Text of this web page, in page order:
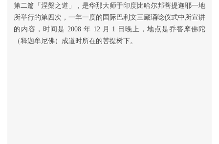
第二篇「涅槃之道」，是华那大师于印度比哈尔邦菩提迦耶一地
所举行的第四次，一年一度的国际巴利文三藏诵唸仪式中所宣讲
的内容，时间是 2008 年 12 月 1 日晚上，地点是乔答摩佛陀
（释迦牟尼佛）成道时所在的菩提树下。